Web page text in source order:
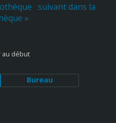
suivant dans la
»
au début
Bureau